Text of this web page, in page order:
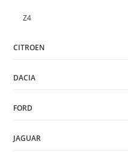
Z4
CITROEN
DACIA
FORD
JAGUAR